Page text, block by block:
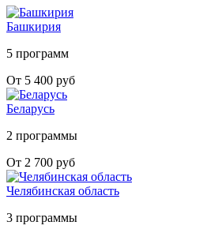
Башкирия
5 программ
От 5 400 руб
Беларусь
2 программы
От 2 700 руб
Челябинская область
3 программы